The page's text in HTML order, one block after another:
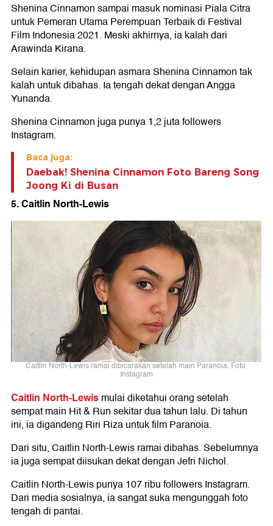
Shenina Cinnamon sampai masuk nominasi Piala Citra
untuk Pemeran Utama Perempuan Terbaik di Festival
Film Indonesia 2021. Meski akhirnya, ia kalah dari
Arawinda Kirana.
Selain karier, kehidupan asmara Shenina Cinnamon tak
kalah untuk dibahas. Ia tengah dekat dengan Angga
Yunanda.
Shenina Cinnamon juga punya 1,2 juta followers
Instagram.
Baca juga:
Daebak! Shenina Cinnamon Foto Bareng Song
Joong Ki di Busan
5. Caitlin North-Lewis
Caitlin North-Lewis ramai dibicarakan setelah main Paranoia. Foto:
Instagram
Caitlin North-Lewismulai diketahui orang setelah
sempat main Hit & Run sekitar dua tahun lalu. Di tahun
ini, ia digandeng Riri Riza untuk film Paranoia.
Dari situ, Caitlin North-Lewis ramai dibahas. Sebelumnya
ia juga sempat diisukan dekat dengan Jefri Nichol.
Caitlin North-Lewis punya 107 ribu followers Instagram.
Dari media sosialnya, ia sangat suka mengunggah foto
tengah di pantai.